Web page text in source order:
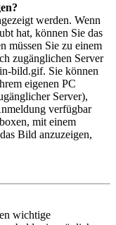
werden. Wenn
hat, können Sie das
müssen Sie zu einem
zugänglichen Server
bild.gif. Sie können
eigenen PC
Server),
verfügbar
mit einem
Bild anzuzeigen,
wichtige